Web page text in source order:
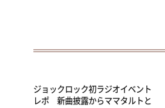
ジョックロック初ラジオイベント
レポ 新曲披露からママタルトと